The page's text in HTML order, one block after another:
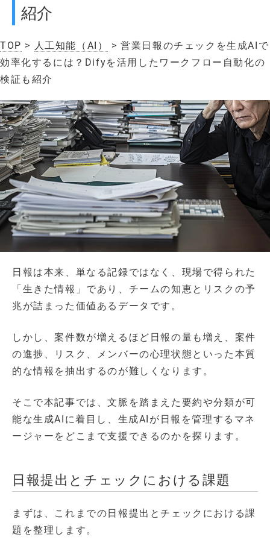
紹介
TOP > 人工知能（AI）
> 営業日報のチェックを生成AIで
効率化するには？Difyを活用したワークフロー自動化の
検証も紹介
日報は本来、単なる記録ではなく、現場で得られた
「生きた情報」であり、チームの知恵とリスクの予
兆が詰まった価値あるデータです。
しかし、案件数が増えるほど日報の量も増え、案件
の進捗、リスク、メンバーの心理状態といった本質
的な情報を抽出するのが難しくなります。
そこで本記事では、文脈を踏まえた要約や分類が可
能な生成AIに着目し、生成AIが日報を管理するマネ
ージャーをどこまで支援できるのかを探ります。
日報提出とチェックにおける課題
まずは、これまでの日報提出とチェックにおける課
題を整理します。